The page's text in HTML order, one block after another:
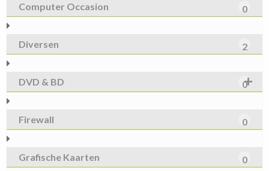
Computer Occasion 0
Diversen 2
DVD & BD 0
Firewall 0
Grafische Kaarten 0